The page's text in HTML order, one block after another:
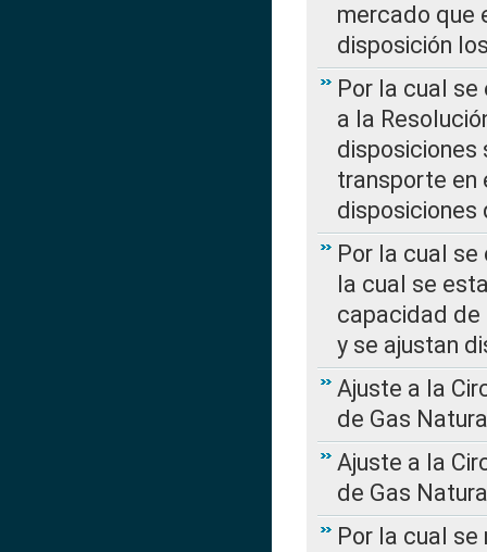
mercado que
disposición
Por la cual se
a la
disposiciones
transporte en
disposiciones
Por la cual se
la cual se
capacidad de
y se ajustan
Ajuste a la
de Gas
Ajuste a la
de Gas
Por la cual se